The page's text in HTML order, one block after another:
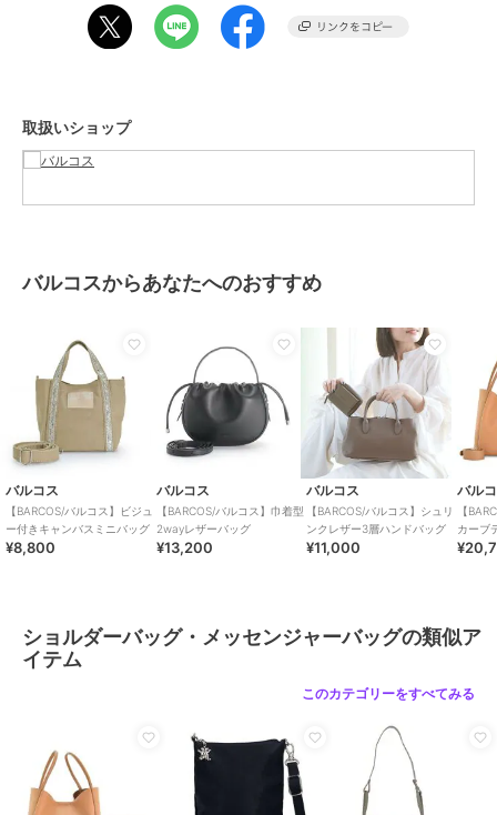
性別タイプ
レディース
バッグ
／ ショルダーバッグ・メ
カラー
原産国 中国
取扱いショップ
バルコスからあなたへのおすすめ
バルコス
【BARCOS/バルコス】ビジュ
ー付きキャンバスミニバッグ
¥8,800
バルコス
【BARCOS/バルコス】巾着型
2wayレザーバッグ
¥13,200
バルコス
【BARCOS/バルコス】シュリ
ンクレザー3層ハンドバッグ
¥11,000
バル
【
カーブ
ショルダーバッグ・メッセンジャーバッグの類似ア
イテム
このカテゴリーをすべてみる